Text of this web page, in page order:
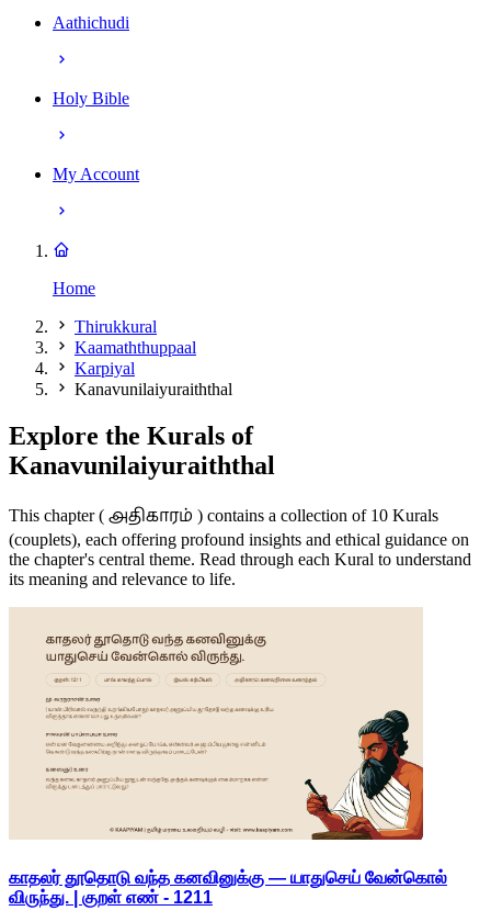
Aathichudi
Holy Bible
My Account
Home
Thirukkural
Kaamaththuppaal
Karpiyal
Kanavunilaiyuraiththal
Explore the Kurals of
Kanavunilaiyuraiththal
This chapter ( அதிகாரம் ) contains a collection of 10 Kurals
(couplets), each offering profound insights and ethical guidance on
the chapter's central theme. Read through each Kural to understand
its meaning and relevance to life.
காதலர் தூதொடு வந்த கனவினுக்கு — யாதுசெய் வேன்கொல்
விருந்து. | குறள் எண் - 1211